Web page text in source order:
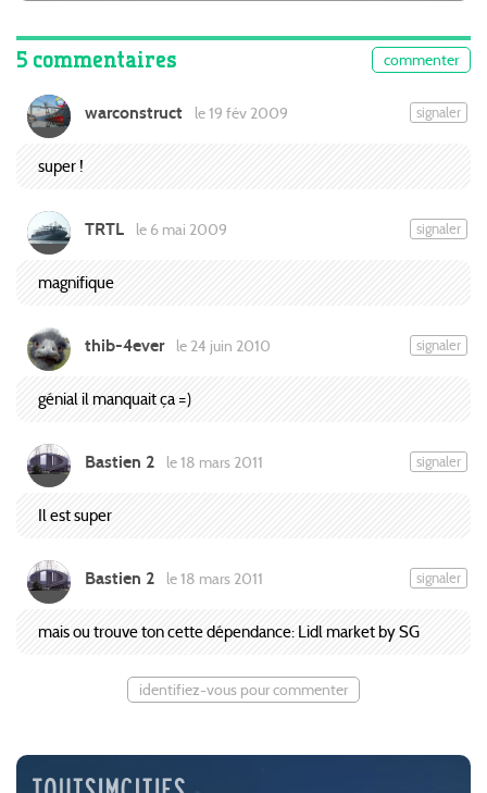
5 commentaires commenter
warconstruct le 19 fév 2009 signaler
super !
TRTL le 6 mai 2009 signaler
magnifique
thib-4ever le 24 juin 2010 signaler
génial il manquait ça =)
Bastien 2 le 18 mars 2011 signaler
Il est super
Bastien 2 le 18 mars 2011 signaler
mais ou trouve ton cette dépendance: Lidl market by SG
identifiez-vous pour commenter